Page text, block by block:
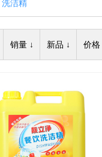
洗洁精
销量 ↓ 新品 ↓ 价格